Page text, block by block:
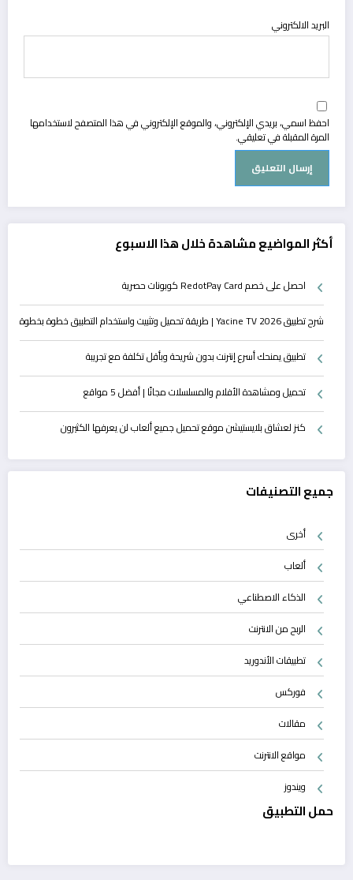
البريد الالكتروني
احفظ اسمي، بريدي الإلكتروني، والموقع الإلكتروني في هذا المتصفح لاستخدامها
المرة المقبلة في تعليقي.
أكثر المواضيع مشاهدة خلال هذا الاسبوع
احصل على خصم RedotPay Card كوبونات حصرية
شرح تطبيق Yacine TV 2026 | طريقة تحميل وتثبيت واستخدام التطبيق خطوة بخطوة
تطبيق يمنحك أسرع إنترنت بدون شريحة وبأقل تكلفة مع تجريبة
تحميل ومشاهدة الأفلام والمسلسلات مجانًا | أفضل 5 مواقع
كنز لعشاق بلايستيشن موقع تحميل جميع ألعاب لن يعرفها الكثيرون
جميع التصنيفات
أخرى
ألعاب
الذكاء الاصطناعي
الربح من الانترنت
تطبيقات الأندوريد
فوركس
مقالات
مواقع الانترنت
ويندوز
حمل التطبيق